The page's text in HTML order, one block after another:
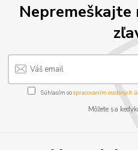
Nepremeškajte
Súhlasím sospracovaním osobných
Môžete sa